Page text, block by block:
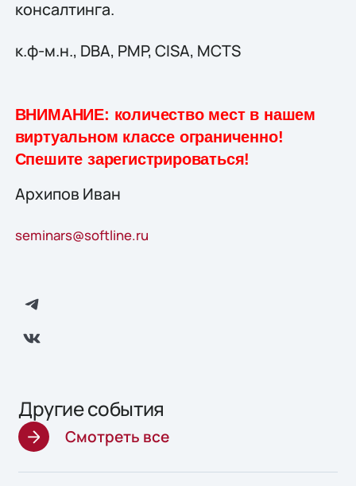
консалтинга.
к.ф-м.н., DBA, PMP, CISA, MCTS
ВНИМАНИЕ: количество мест в нашем
виртуальном классе ограниченно!
Спешите зарегистрироваться!
Архипов Иван
seminars@softline.ru
Другие события
Смотреть все